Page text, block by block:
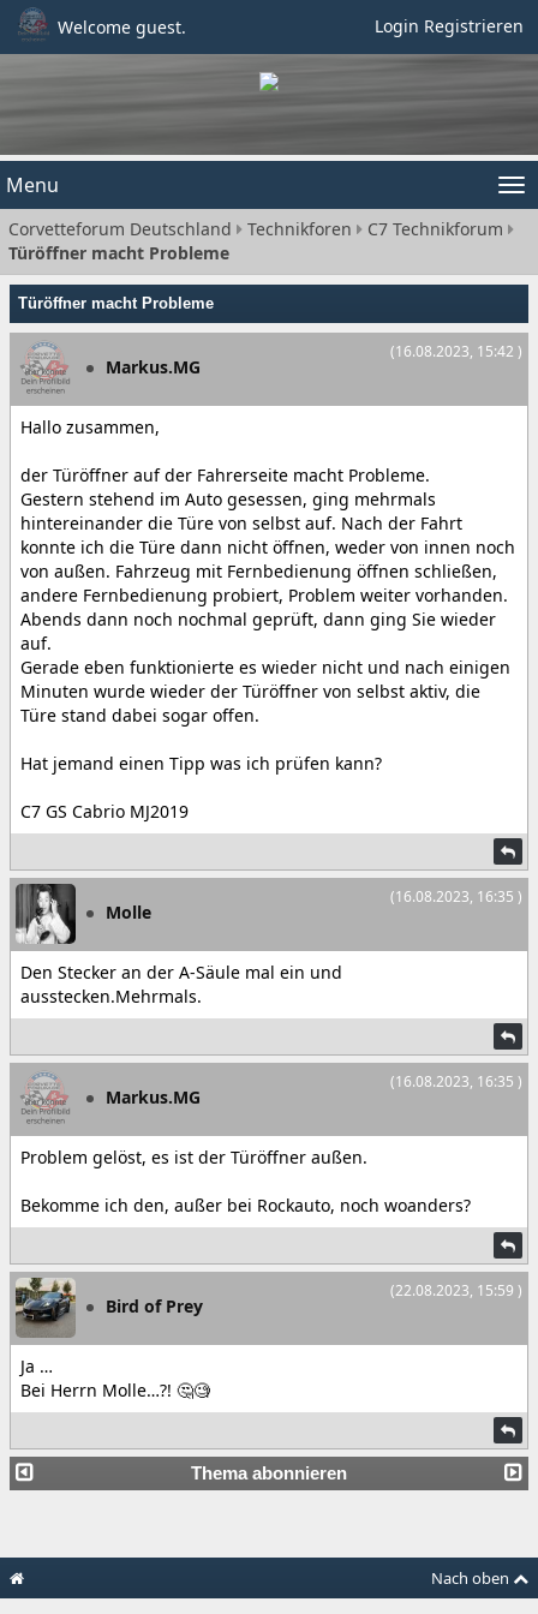
Welcome guest. Login Registrieren
Menu
Corvetteforum Deutschland Technikforen
C7 Technikforum
Türöffner macht Probleme
Türöffner macht Probleme
(16.08.2023, 15:42 )
Markus.MG
Hallo zusammen,
der Türöffner auf der Fahrerseite macht Probleme.
Gestern stehend im Auto gesessen, ging mehrmals
hintereinander die Türe von selbst auf. Nach der Fahrt
konnte ich die Türe dann nicht öffnen, weder von innen noch
von außen. Fahrzeug mit Fernbedienung öffnen schließen,
andere Fernbedienung probiert, Problem weiter vorhanden.
Abends dann noch nochmal geprüft, dann ging Sie wieder
auf.
Gerade eben funktionierte es wieder nicht und nach einigen
Minuten wurde wieder der Türöffner von selbst aktiv, die
Türe stand dabei sogar offen.
Hat jemand einen Tipp was ich prüfen kann?
C7 GS Cabrio MJ2019
(16.08.2023, 16:35 )
Molle
Den Stecker an der A-Säule mal ein und
ausstecken.Mehrmals.
(16.08.2023, 16:35 )
Markus.MG
Problem gelöst, es ist der Türöffner außen.
Bekomme ich den, außer bei Rockauto, noch woanders?
(22.08.2023, 15:59 )
Bird of Prey
Ja …
Bei Herrn Molle…?! 🤔🧐
Thema abonnieren
Nach oben